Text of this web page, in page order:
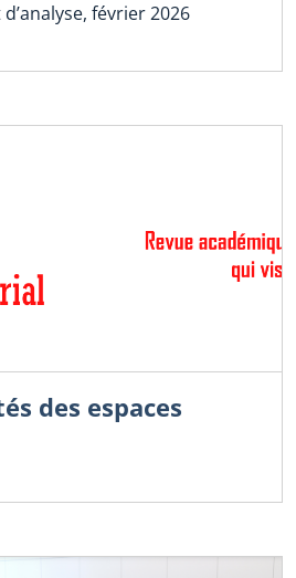
février 2026
des espaces